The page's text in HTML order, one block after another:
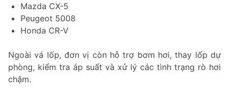
Mazda CX-5
Peugeot 5008
Honda CR-V
Ngoài vá lốp, đơn vị còn hỗ trợ bơm hơi, thay lốp dự
phòng, kiểm tra áp suất và xử lý các tình trạng rò hơi
chậm.